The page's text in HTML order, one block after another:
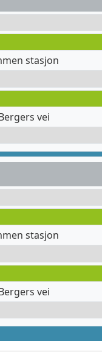
stasjon
vei
stasjon
vei